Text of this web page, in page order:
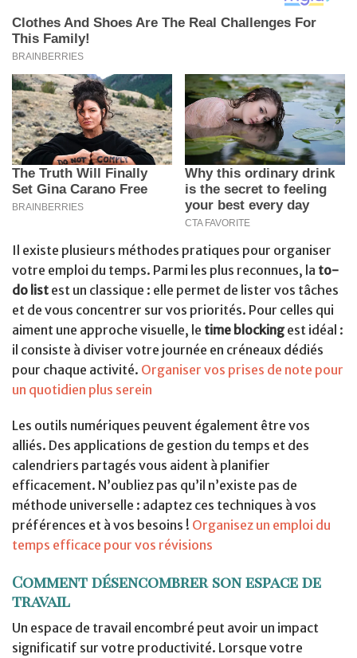
Il existe plusieurs méthodes pratiques pour organiser
votre emploi du temps. Parmi les plus reconnues, la to-
do list est un classique : elle permet de lister vos tâches
et de vous concentrer sur vos priorités. Pour celles qui
aiment une approche visuelle, le time blockingest idéal :
il consiste à diviser votre journée en créneaux dédiés
pour chaque activité. Organiser vos prises de note pour
un quotidien plus serein
Les outils numériques peuvent également être vos
alliés. Des applications de gestion du temps et des
calendriers partagés vous aident à planifier
efficacement. N’oubliez pas qu’il n’existe pas de
méthode universelle : adaptez ces techniques à vos
préférences et à vos besoins ! Organisez un emploi du
temps efficace pour vos révisions
Comment désencombrer son espace de
travail
Un espace de travail encombré peut avoir un impact
significatif sur votre productivité. Lorsque votre